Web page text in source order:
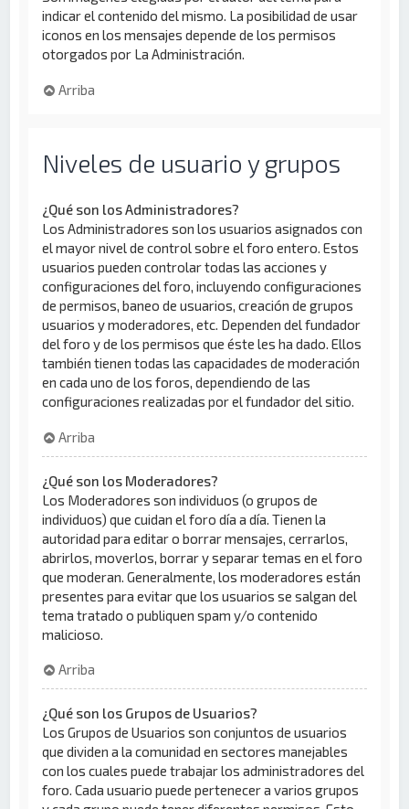
indicar el contenido del mismo. La posibilidad de usar
iconos en los mensajes depende de los permisos
otorgados por La Administración.
Arriba
Niveles de usuario y grupos
¿Qué son los Administradores?
Los Administradores son los usuarios asignados con
el mayor nivel de control sobre el foro entero. Estos
usuarios pueden controlar todas las acciones y
configuraciones del foro, incluyendo configuraciones
de permisos, baneo de usuarios, creación de grupos
usuarios y moderadores, etc. Dependen del fundador
del foro y de los permisos que éste les ha dado. Ellos
también tienen todas las capacidades de moderación
en cada uno de los foros, dependiendo de las
configuraciones realizadas por el fundador del sitio.
Arriba
¿Qué son los Moderadores?
Los Moderadores son individuos (o grupos de
individuos) que cuidan el foro día a día. Tienen la
autoridad para editar o borrar mensajes, cerrarlos,
abrirlos, moverlos, borrar y separar temas en el foro
que moderan. Generalmente, los moderadores están
presentes para evitar que los usuarios se salgan del
tema tratado o publiquen spam y/o contenido
malicioso.
Arriba
¿Qué son los Grupos de Usuarios?
Los Grupos de Usuarios son conjuntos de usuarios
que dividen a la comunidad en sectores manejables
con los cuales puede trabajar los administradores del
foro. Cada usuario puede pertenecer a varios grupos